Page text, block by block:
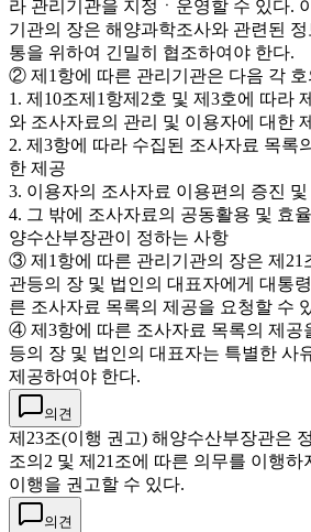
라 관리기관을 지정ㆍ운영할 수 있다.
기관의 장은 해양과학조사와 관련된
통을 위하여 긴밀히 협조하여야 한다.
② 제1항에 따른 관리기관은 다음 각
1. 제10조제1항제2호 및 제3호에 따라
와 조사자료의 관리 및 이용자에 대한
2. 제3항에 따라 수집된 조사자료 목록
한 제공
3. 이용자의 조사자료 이용편의 증진
4. 그 밖에 조사자료의 공동활용 및 효
양수산부장관이 정하는 사항
③ 제1항에 따른 관리기관의 장은 제21
관등의 장 및 법인의 대표자에게 대통
른 조사자료 목록의 제공을 요청할 수
④ 제3항에 따른 조사자료 목록의 제공
등의 장 및 법인의 대표자는 특별한 사
제공하여야 한다.
의견
제23조(이행 권고) 해양수산부장관은
조의2 및 제21조에 따른 의무를 이행하
이행을 권고할 수 있다.
의견